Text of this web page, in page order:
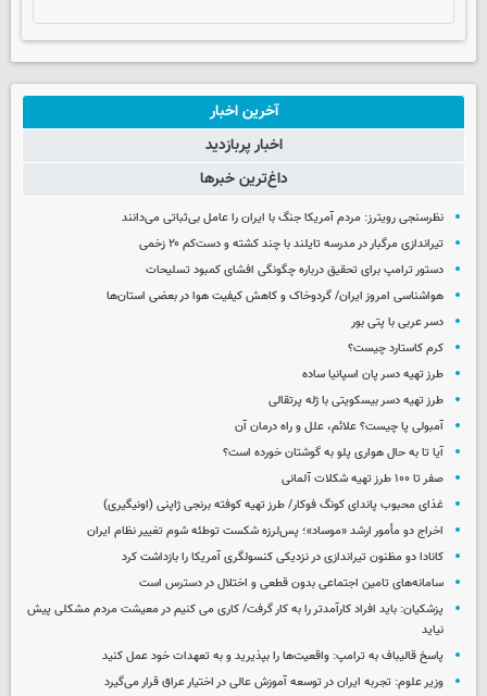
آخرین اخبار
اخبار پربازدید
داغ‌ترین خبرها
نظرسنجی رویترز: مردم آمریکا جنگ با ایران را عامل بی‌ثباتی می‌دانند
تیراندازی مرگبار در مدرسه‌ تایلند با چند کشته و دست‌کم ۲۰ زخمی
دستور ترامپ برای تحقیق درباره چگونگی افشای کمبود تسلیحات
هواشناسی امروز ایران/ گردوخاک و کاهش کیفیت هوا در بعضی استان‌ها
دسر عربی با پتی بور
کرم کاستارد چیست؟
طرز تهیه دسر پان اسپانیا ساده
طرز تهیه دسر بیسکویتی با ژله پرتقالی
آمبولی پا چیست؟ علائم، علل و راه درمان آن
آیا تا به حال هواری پلو به گوشتان خورده است؟
صفر تا ۱۰۰ طرز تهیه شکلات آلمانی
غذای محبوب پاندای کونگ فوکار/ طرز تهیه کوفته برنجی ژاپنی (اونیگیری)
اخراج دو مأمور ارشد «موساد»؛ پس‌لرزه شکست توطئه شوم تغییر نظام ایران
کانادا دو مظنون تیراندازی در نزدیکی کنسولگری آمریکا را بازداشت کرد
سامانه‌های تامین اجتماعی بدون قطعی و اختلال در دسترس است
پزشکیان: باید افراد کارآمدتر را به کار گرفت/ کاری می کنیم در معیشت مردم مشکلی پیش
نیاید
پاسخ قالیباف به ترامپ: واقعیت‌ها را بپذیرید و به تعهدات خود عمل کنید
وزیر علوم: تجربه ایران در توسعه آموزش عالی در اختیار عراق قرار می‌گیرد